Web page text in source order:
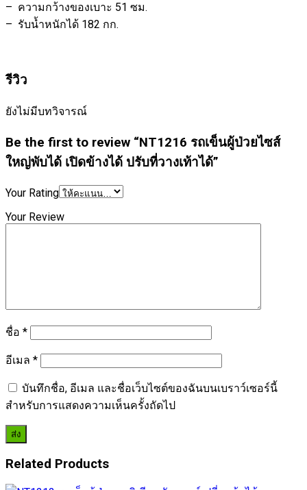
– ความกว้างของเบาะ 51 ซม.
– รับน้ำหนักได้ 182 กก.
รีวิว
ยังไม่มีบทวิจารณ์
Be the first to review “NT1216 รถเข็นผู้ป่วยไซส์
ใหญ่พับได้ เปิดข้างได้ ปรับที่วางเท้าได้”
Your Rating
Your Review
ชื่อ *
อีเมล *
บันทึกชื่อ, อีเมล และชื่อเว็บไซต์ของฉันบนเบราว์เซอร์นี้
สำหรับการแสดงความเห็นครั้งถัดไป
Related Products